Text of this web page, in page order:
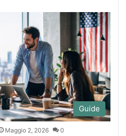
Guide
Maggio 2, 2026 0